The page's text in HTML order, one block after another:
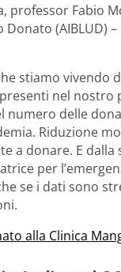
professor Fabio
(AIBLUD)
stiamo vivendo
nel
delle
Riduzione
a donare. E
per
se i dati sono
alla Clinica